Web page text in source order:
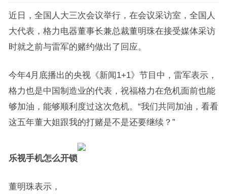
近日，全国人大三次会议举行，在会议采访室，全国人
大代表，格力电器董事长兼总裁董明珠在接受媒体采访
时就之前与雷军的赌约做出了回应。
今年4月底播出的央视《新闻1+1》节目中，雷军表示，
格力也是中国制造业的代表，祝福格力在危机面前也能
够加油，能够顺利度过这次危机。“我们共同加油，看看
这五年董大姐跟我的打赌是不是还要继续？”
乐视手机怎么开锁
董明珠表示，